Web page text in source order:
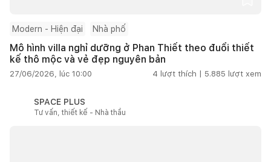
Modern - Hiện đại Nhà phố
Mô hình villa nghỉ dưỡng ở Phan Thiết theo đuổi thiết
kế thô mộc và vẻ đẹp nguyên bản
27/06/2026, lúc 10:00 4 lượt thích | 5.885 lượt xem
SPACE PLUS
Tư vấn, thiết kế - Nhà thầu